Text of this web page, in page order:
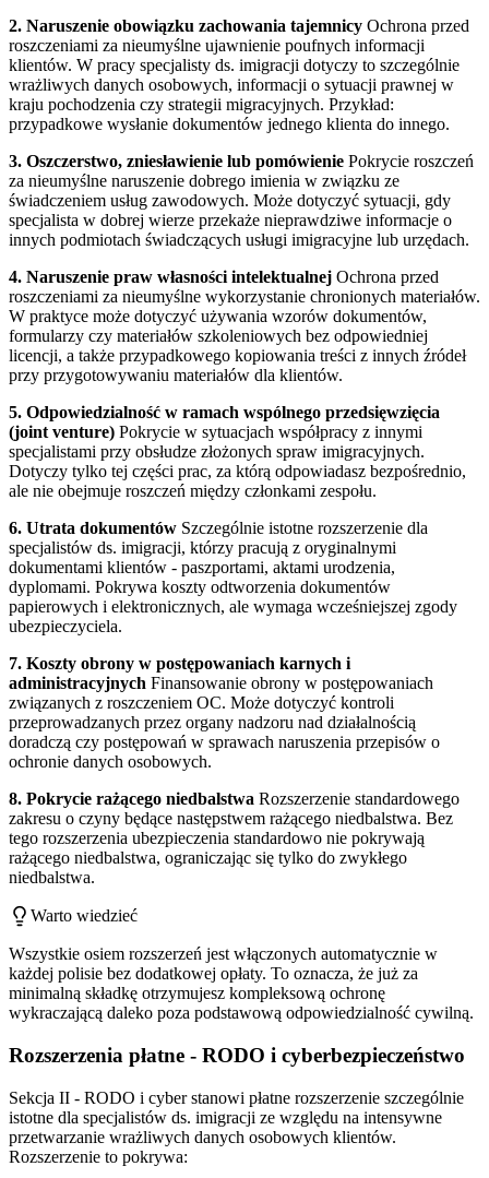
2. Naruszenie obowiązku zachowania tajemnicy Ochrona przed
roszczeniami za nieumyślne ujawnienie poufnych informacji
klientów. W pracy specjalisty ds. imigracji dotyczy to szczególnie
wrażliwych danych osobowych, informacji o sytuacji prawnej w
kraju pochodzenia czy strategii migracyjnych. Przykład:
przypadkowe wysłanie dokumentów jednego klienta do innego.
3. Oszczerstwo, zniesławienie lub pomówienie Pokrycie roszczeń
za nieumyślne naruszenie dobrego imienia w związku ze
świadczeniem usług zawodowych. Może dotyczyć sytuacji, gdy
specjalista w dobrej wierze przekaże nieprawdziwe informacje o
innych podmiotach świadczących usługi imigracyjne lub urzędach.
4. Naruszenie praw własności intelektualnej Ochrona przed
roszczeniami za nieumyślne wykorzystanie chronionych materiałów.
W praktyce może dotyczyć używania wzorów dokumentów,
formularzy czy materiałów szkoleniowych bez odpowiedniej
licencji, a także przypadkowego kopiowania treści z innych źródeł
przy przygotowywaniu materiałów dla klientów.
5. Odpowiedzialność w ramach wspólnego przedsięwzięcia
(joint venture) Pokrycie w sytuacjach współpracy z innymi
specjalistami przy obsłudze złożonych spraw imigracyjnych.
Dotyczy tylko tej części prac, za którą odpowiadasz bezpośrednio,
ale nie obejmuje roszczeń między członkami zespołu.
6. Utrata dokumentów Szczególnie istotne rozszerzenie dla
specjalistów ds. imigracji, którzy pracują z oryginalnymi
dokumentami klientów - paszportami, aktami urodzenia,
dyplomami. Pokrywa koszty odtworzenia dokumentów
papierowych i elektronicznych, ale wymaga wcześniejszej zgody
ubezpieczyciela.
7. Koszty obrony w postępowaniach karnych i
administracyjnych Finansowanie obrony w postępowaniach
związanych z roszczeniem OC. Może dotyczyć kontroli
przeprowadzanych przez organy nadzoru nad działalnością
doradczą czy postępowań w sprawach naruszenia przepisów o
ochronie danych osobowych.
8. Pokrycie rażącego niedbalstwa Rozszerzenie standardowego
zakresu o czyny będące następstwem rażącego niedbalstwa. Bez
tego rozszerzenia ubezpieczenia standardowo nie pokrywają
rażącego niedbalstwa, ograniczając się tylko do zwykłego
niedbalstwa.
Warto wiedzieć
Wszystkie osiem rozszerzeń jest włączonych automatycznie w
każdej polisie bez dodatkowej opłaty. To oznacza, że już za
minimalną składkę otrzymujesz kompleksową ochronę
wykraczającą daleko poza podstawową odpowiedzialność cywilną.
Rozszerzenia płatne - RODO i cyberbezpieczeństwo
Sekcja II - RODO i cyber stanowi płatne rozszerzenie szczególnie
istotne dla specjalistów ds. imigracji ze względu na intensywne
przetwarzanie wrażliwych danych osobowych klientów.
Rozszerzenie to pokrywa: